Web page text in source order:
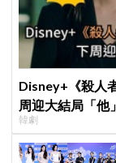
Disney+《殺人
周迎大結局「他
韓劇